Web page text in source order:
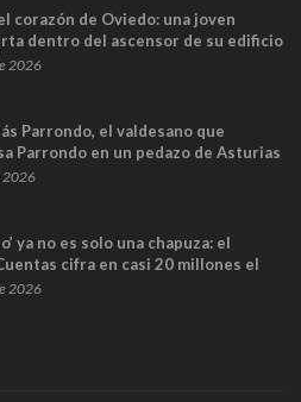
corazón de Oviedo: una joven
dentro del ascensor de su edificio
captan sus últimos minutos
2026
Parrondo, el valdesano que
Parrondo en un pedazo de Asturias
2026
ya no es solo una chapuza: el
cifra en casi 20 millones el
los trenes que no cabían por los
2026